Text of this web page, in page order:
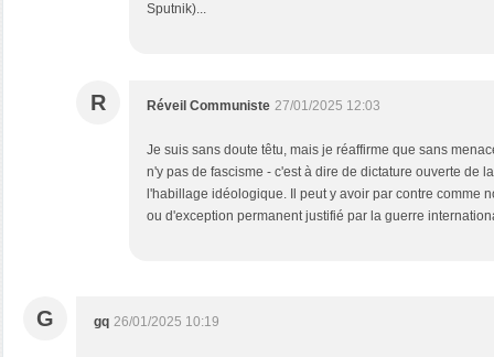
Sputnik)...
R Réveil Communiste 27/01/2025 12:03
Je suis sans doute têtu, mais je réaffirme que sans
n'y pas de fascisme - c'est à dire de dictature ouverte de
l'habillage idéologique. Il peut y avoir par contre comme
ou d'exception permanent justifié par la guerre
G gq 26/01/2025 10:19